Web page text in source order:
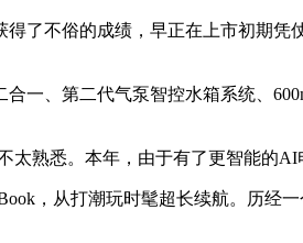
不俗的成绩，早正在上市初期凭
、第二代气泵智控水箱系统、
熟悉。本年，由于有了更智能的AI
从打潮玩时髦超长续航。历经一